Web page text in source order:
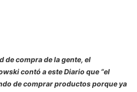
de compra de la gente, el
contó a este Diario que “el
de comprar productos porque ya